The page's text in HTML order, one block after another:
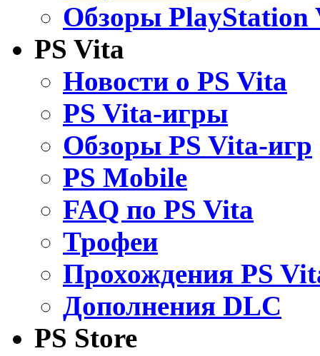
Обзоры PlayStation
PS Vita
Новости о PS Vita
PS Vita-игры
Обзоры PS Vita-игр
PS Mobile
FAQ по PS Vita
Трофеи
Прохождения PS
Дополнения DLC
PS Store